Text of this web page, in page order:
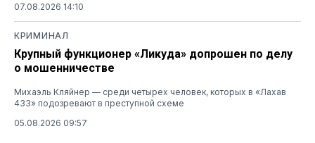
07.08.2026 14:10
КРИМИНАЛ
Крупный функционер «Ликуда» допрошен по делу
о мошенничестве
Михаэль Кляйнер — среди четырех человек, которых в «Лахав
433» подозревают в преступной схеме
05.08.2026 09:57